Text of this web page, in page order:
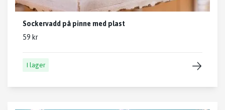
Sockervadd på pinne med plast
59 kr
I lager